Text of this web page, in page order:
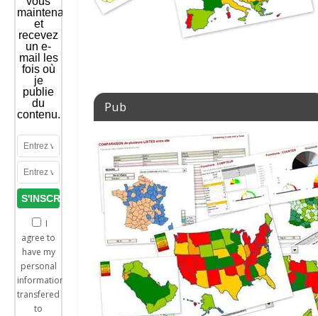
maintenant
et
recevez
un e-
mail les
fois où
je
publie
du
contenu.
I
agree to
have my
personal
information
transfered
to
Pub